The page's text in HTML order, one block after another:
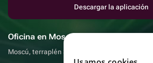
Descargar la aplicación
Oficina en Moscú
Moscú, terraplén Sadovnicheskaya, 9, sala 2/3